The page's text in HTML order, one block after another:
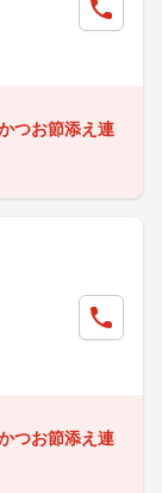
つお節添え連
つお節添え連